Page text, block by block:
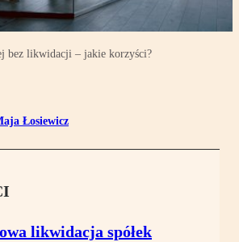
bez likwidacji – jakie korzyści?
Łosiewicz
likwidacja spółek